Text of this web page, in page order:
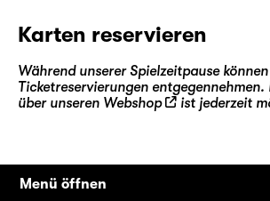
Karten reservieren
Während unserer Spielzeitpause
Ticketreservierungen
über unseren Webshop ist jederzeit
Menü öffnen